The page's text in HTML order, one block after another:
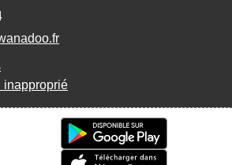
inapproprié